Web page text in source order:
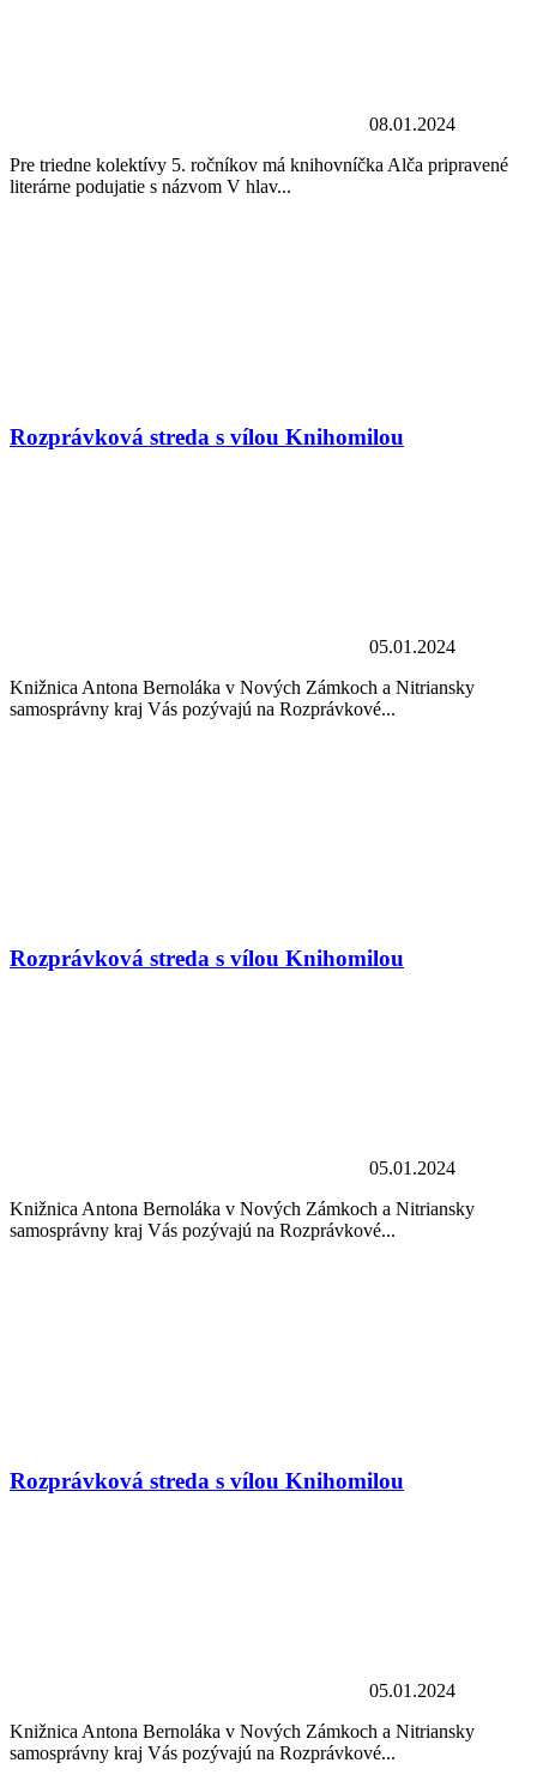
08.01.2024
Pre triedne kolektívy 5. ročníkov má knihovníčka Alča pripravené
literárne podujatie s názvom V hlav...
Rozprávková streda s vílou Knihomilou
05.01.2024
Knižnica Antona Bernoláka v Nových Zámkoch a Nitriansky
samosprávny kraj Vás pozývajú na Rozprávkové...
Rozprávková streda s vílou Knihomilou
05.01.2024
Knižnica Antona Bernoláka v Nových Zámkoch a Nitriansky
samosprávny kraj Vás pozývajú na Rozprávkové...
Rozprávková streda s vílou Knihomilou
05.01.2024
Knižnica Antona Bernoláka v Nových Zámkoch a Nitriansky
samosprávny kraj Vás pozývajú na Rozprávkové...